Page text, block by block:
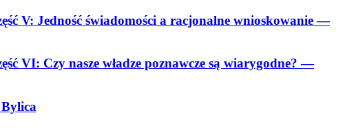
V: Jedność świadomości a racjonalne wnioskowanie—
VI: Czy nasze władze poznawcze są wiarygodne?—